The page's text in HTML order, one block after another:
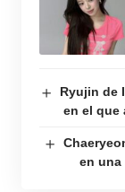
Ryujin de
en el que
en una